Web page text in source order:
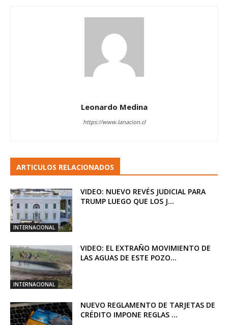
Leonardo Medina
https://www.lanacion.cl
ARTICULOS RELACIONADOS
INTERNACIONAL
VIDEO: NUEVO REVÉS JUDICIAL PARA
TRUMP LUEGO QUE LOS J...
INTERNACIONAL
VIDEO: EL EXTRAÑO MOVIMIENTO DE
LAS AGUAS DE ESTE POZO...
NUEVO REGLAMENTO DE TARJETAS DE
CRÉDITO IMPONE REGLAS ...